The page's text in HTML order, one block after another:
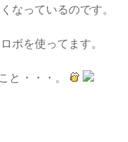
なっているのです。
ボを使ってます。
と・・・。